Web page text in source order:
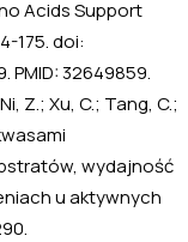
Acids Support
175. doi:
PMID: 32649859.
Z.; Xu, C.; Tang, C.;
wydajność
u aktywnych